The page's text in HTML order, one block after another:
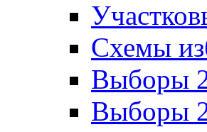
Схемы
Выборы
Выборы